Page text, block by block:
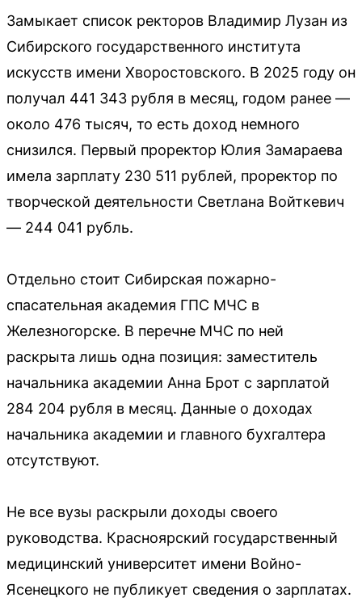
Замыкает список ректоров Владимир Лузан из
Сибирского государственного института
искусств имени Хворостовского. В 2025 году он
получал 441 343 рубля в месяц, годом ранее —
около 476 тысяч, то есть доход немного
снизился. Первый проректор Юлия Замараева
имела зарплату 230 511 рублей, проректор по
творческой деятельности Светлана Войткевич
— 244 041 рубль.
Отдельно стоит Сибирская пожарно-
спасательная академия ГПС МЧС в
Железногорске. В перечне МЧС по ней
раскрыта лишь одна позиция: заместитель
начальника академии Анна Брот с зарплатой
284 204 рубля в месяц. Данные о доходах
начальника академии и главного бухгалтера
отсутствуют.
Не все вузы раскрыли доходы своего
руководства. Красноярский государственный
медицинский университет имени Войно-
Ясенецкого не публикует сведения о зарплатах.